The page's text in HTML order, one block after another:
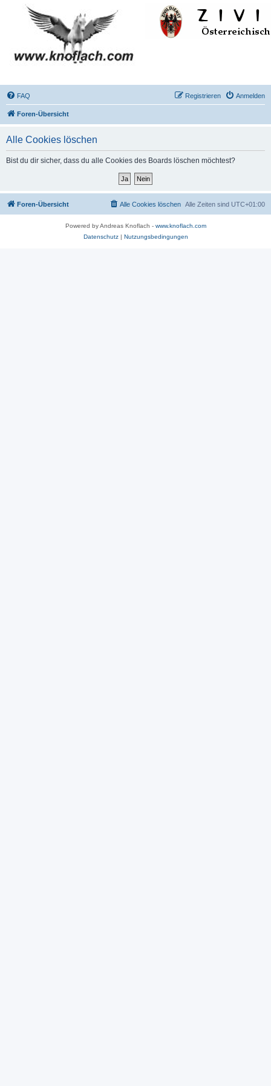
FAQ Anmelden
Registrieren
Foren-Übersicht
Alle Cookies löschen
Bist du dir sicher, dass du alle Cookies des Boards löschen möchtest?
Foren-Übersicht Alle Zeiten sind UTC+01:00
Alle Cookies löschen
Powered by Andreas Knoflach - www.knoflach.com
Datenschutz| Nutzungsbedingungen